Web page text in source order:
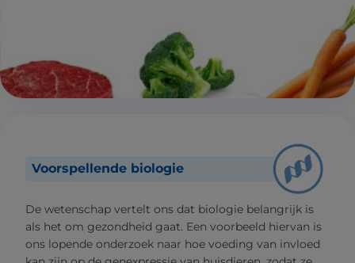
Voorspellende biologie
De wetenschap vertelt ons dat biologie belangrijk is
als het om gezondheid gaat. Een voorbeeld hiervan is
ons lopende onderzoek naar hoe voeding van invloed